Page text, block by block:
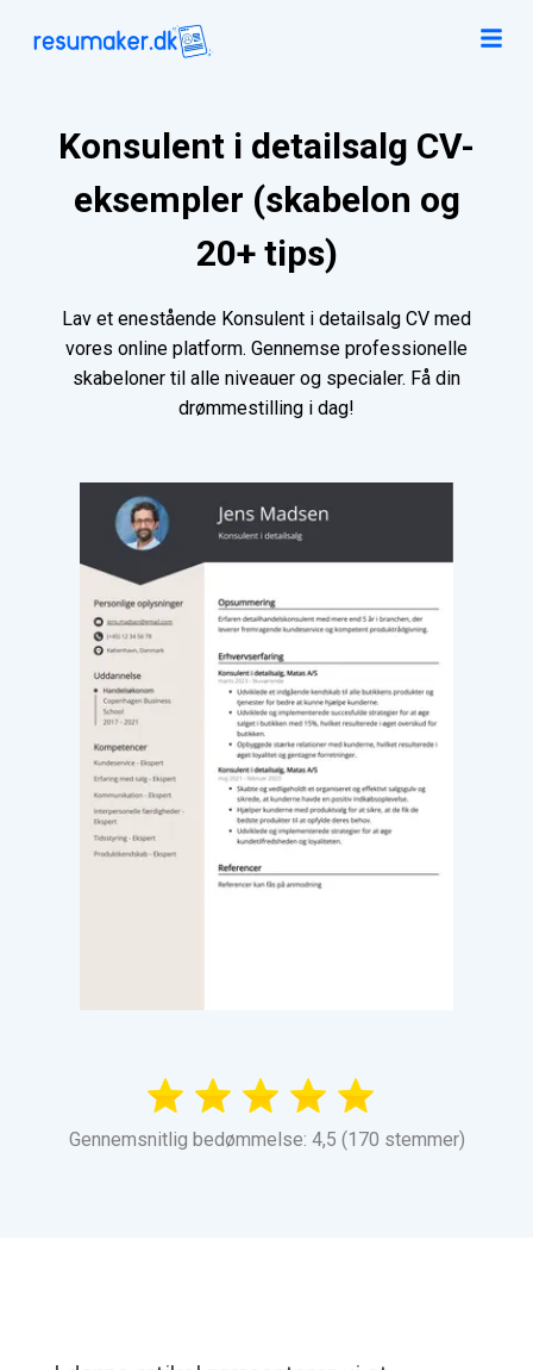
Konsulent i detailsalg CV-
eksempler (skabelon og
20+ tips)
Lav et enestående Konsulent i detailsalg CV med
vores online platform. Gennemse professionelle
skabeloner til alle niveauer og specialer. Få din
drømmestilling i dag!
Gennemsnitlig bedømmelse: 4,5 (170 stemmer)